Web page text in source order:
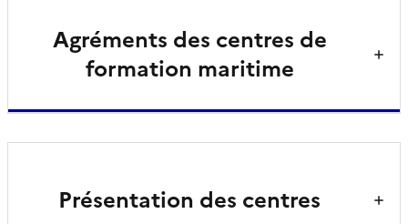
Agréments des centres de
formation maritime
Présentation des centres